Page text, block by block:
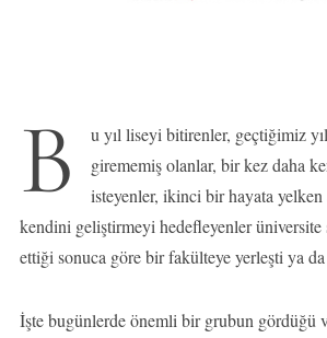
B
u yıl liseyi bitirenler, geçtiğimiz
girememiş olanlar, bir kez daha
isteyenler, ikinci bir hayata yelken
kendini geliştirmeyi hedefleyenler üniversite
ettiği sonuca göre bir fakülteye yerleşti ya
İşte bugünlerde önemli bir grubun gördüğü